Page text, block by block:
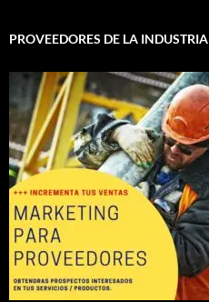
PROVEEDORES DE LA INDUSTRIA